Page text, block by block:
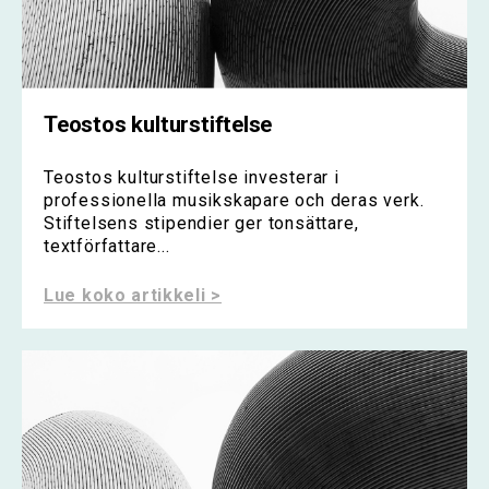
Teostos kulturstiftelse
Teostos kulturstiftelse investerar i
professionella musikskapare och deras verk.
Stiftelsens stipendier ger tonsättare,
textförfattare...
Lue koko artikkeli >